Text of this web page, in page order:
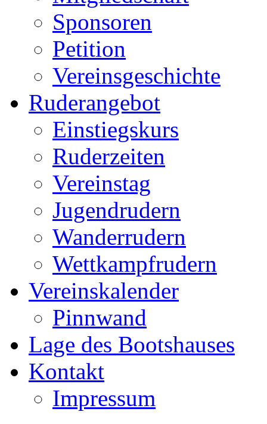
Sponsoren
Petition
Vereinsgeschichte
Ruderangebot
Einstiegskurs
Ruderzeiten
Vereinstag
Jugendrudern
Wanderrudern
Wettkampfrudern
Vereinskalender
Pinnwand
Lage des Bootshauses
Kontakt
Impressum